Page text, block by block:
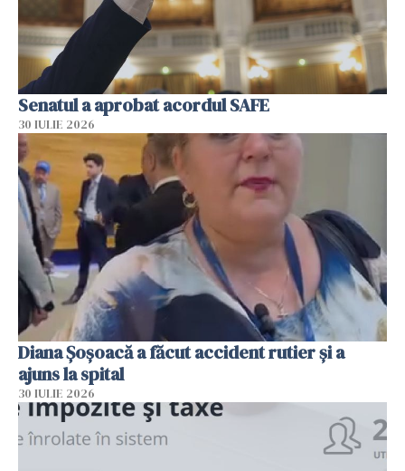
Senatul a aprobat acordul SAFE
30 IULIE 2026
Diana Șoșoacă a făcut accident rutier și a
ajuns la spital
30 IULIE 2026